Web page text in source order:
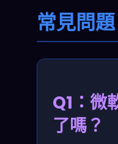
常見問題
Q1：
了嗎？